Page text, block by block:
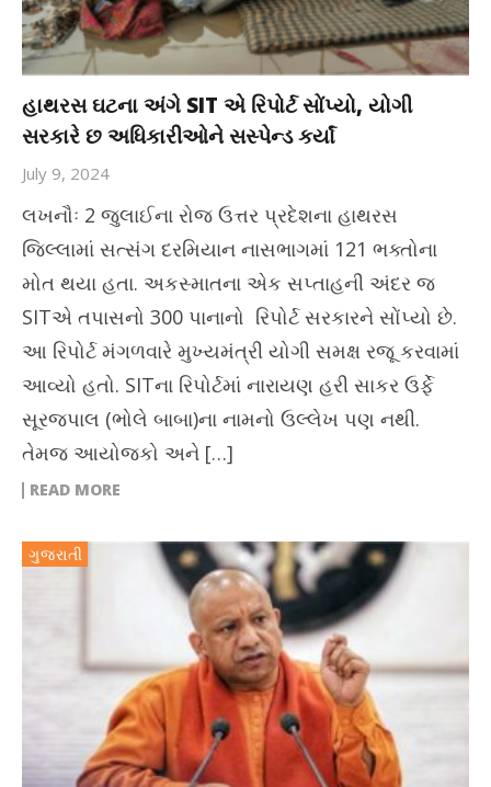
હાથરસ ઘટના અંગે SIT એ રિપોર્ટ સોંપ્યો, યોગી
સરકારે છ અધિકારીઓને સસ્પેન્ડ કર્યાં
July 9, 2024
લખનૌઃ 2 જુલાઈના રોજ ઉત્તર પ્રદેશના હાથરસ
જિલ્લામાં સત્સંગ દરમિયાન નાસભાગમાં 121 ભક્તોના
મોત થયા હતા. અકસ્માતના એક સપ્તાહની અંદર જ
SITએ તપાસનો 300 પાનાનો રિપોર્ટ સરકારને સોંપ્યો છે.
આ રિપોર્ટ મંગળવારે મુખ્યમંત્રી યોગી સમક્ષ રજૂ કરવામાં
આવ્યો હતો. SITના રિપોર્ટમાં નારાયણ હરી સાકર ઉર્ફે
સૂરજપાલ (ભોલે બાબા)ના નામનો ઉલ્લેખ પણ નથી.
તેમજ આયોજકો અને […]
READ MORE
ગુજરાતી